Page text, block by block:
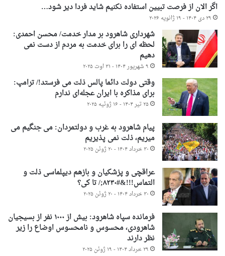
اگر الان از فرصت تبیین استفاده نکنیم شاید فردا دیر شود…
۲۹ دی ۱۴۰۴ - ۱۹ ژانویه ۲۰۲۶
شهرداری شاهرود بر مدار خدمت/ محسن احمدی:
لحظه ای را برای خدمت به مردم از دست نمی
دهیم
۹ شهریور ۱۴۰۴ - ۳۱ اوت ۲۰۲۵
وقتی دولت دائما پالس ذلت می فرستد!/ ترامپ:
برای مذاکره با ایران عجله‌ای ندارم
۲۵ تیر ۱۴۰۴ - ۱۶ ژوئیه ۲۰۲۵
پیام شاهرود به غرب و دولتمردان: می جنگیم می
میریم، ذلت نمی پذیریم
۳۰ خرداد ۱۴۰۴ - ۲۰ ژوئن ۲۰۲۵
عراقچی و پزشکیان و بازهم دیپلماسی ذلت و
التماس!!!&#۸۲۳۰;/ تا کی؟
۳۰ خرداد ۱۴۰۴ - ۲۰ ژوئن ۲۰۲۵
فرمانده سپاه شاهرود: بیش از ۱۰۰۰ نفر از بسیجیان
شاهرودی، محسوس و نامحسوس اوضاع را زیر
نظر دارند
۲۹ خرداد ۱۴۰۴ - ۱۹ ژوئن ۲۰۲۵